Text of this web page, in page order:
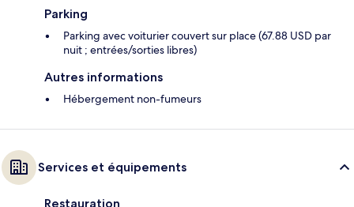
Parking
Parking avec voiturier couvert sur place (67.88 USD par
nuit ; entrées/sorties libres)
Autres informations
Hébergement non-fumeurs
Services et équipements
Restauration